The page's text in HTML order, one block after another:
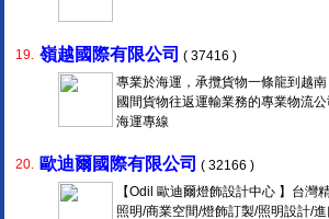
19. 嶺越國際有限公司 ( 37416 )
專業於海運，承攬貨物一條龍到越
國間貨物往返運輸業務的專業物流
海運專線
20. 歐迪爾國際有限公司 ( 32166 )
【Odil 歐迪爾燈飾設計中心 】台灣
照明/商業空間/燈飾訂製/照明設計/